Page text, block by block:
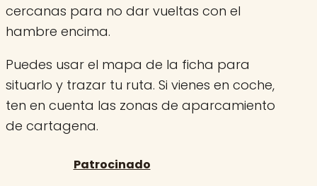
cercanas para no dar vueltas con el
hambre encima.
Puedes usar el mapa de la ficha para
situarlo y trazar tu ruta. Si vienes en coche,
ten en cuenta las zonas de aparcamiento
de cartagena.